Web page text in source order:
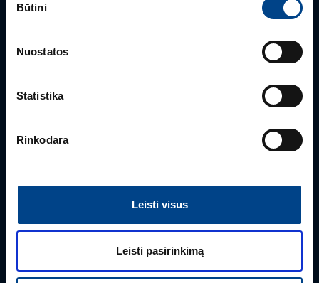
pasirinkimas
Būtini
Nuostatos
Statistika
Rinkodara
Leisti visus
Leisti pasirinkimą
+370 612 61970
Vardas*
Įmonė